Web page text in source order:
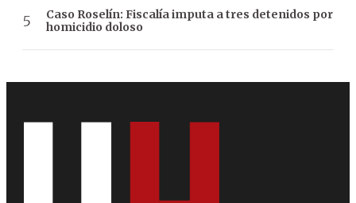
Caso Roselín: Fiscalía imputa a tres detenidos por
homicidio doloso